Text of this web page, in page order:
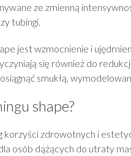
ze zmienną
tubingi.
jest wzmocnienie i
się również do
smukłą,
shape?
korzyści zdrowotnych i
osób dążących do utraty